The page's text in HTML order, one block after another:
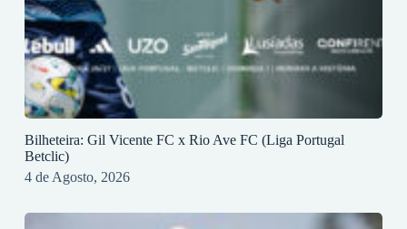
Bilheteira: Gil Vicente FC x Rio Ave FC (Liga Portugal
Betclic)
4 de Agosto, 2026